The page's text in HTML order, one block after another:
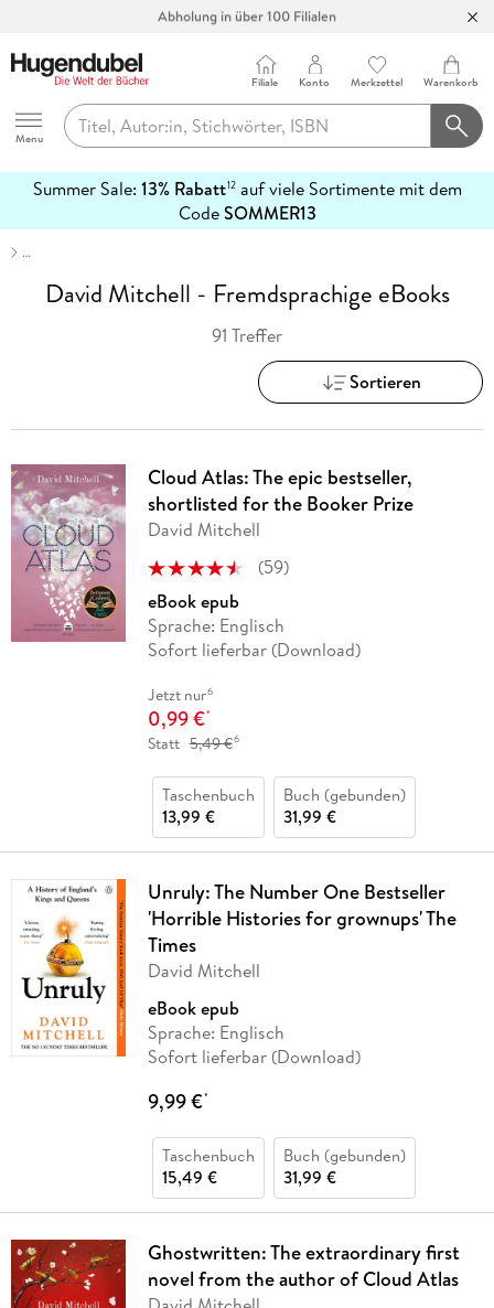
Abholung in über 100 Filialen
Hugendubel
Menu
Filiale Konto Merkzettel Warenkorb
Summer Sale: 13% Rabatt12auf viele Sortimente mit dem
CodeSOMMER13
erfahren
…
David Mitchell - Fremdsprachige eBooks
91 Treffer
Sortieren
Cloud Atlas: The epic bestseller,
shortlisted for the Booker Prize
David Mitchell
(59)
eBook epub
Sprache: Englisch
Sofort lieferbar (Download)
Jetzt nur6
0,99 €*
Statt 5,49 €6
Taschenbuch
13,99 €
Buch (gebunden)
31,99 €
Unruly: The Number One Bestseller
'Horrible Histories for grownups' The
Times
David Mitchell
eBook epub
Sprache: Englisch
Sofort lieferbar (Download)
9,99 €*
Taschenbuch
15,49 €
Buch (gebunden)
31,99 €
Ghostwritten: The extraordinary first
novel from the author of Cloud Atlas